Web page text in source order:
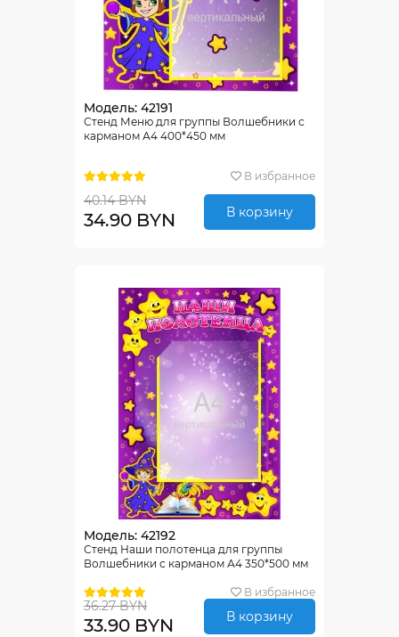
Модель: 42191
Стенд Меню для группы Волшебники с
карманом А4 400*450 мм
В избранное
40.14 BYN
34.90 BYN В корзину
Модель: 42192
Стенд Наши полотенца для группы
Волшебники с карманом А4 350*500 мм
В избранное
36.27 BYN
33.90 BYN В корзину